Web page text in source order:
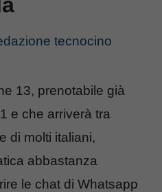
tecnocino
13, prenotabile già
e che arriverà tra
di molti italiani,
abbastanza
le chat di Whatsapp